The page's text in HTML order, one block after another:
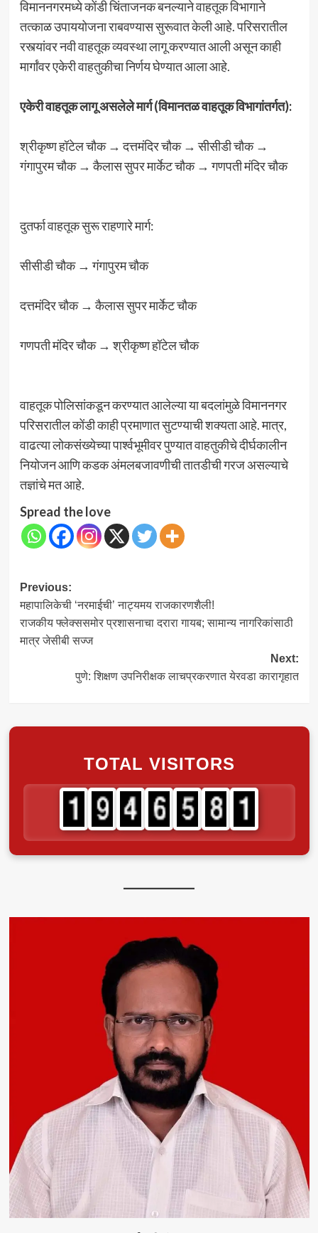
विमाननगरमध्ये कोंडी चिंताजनक बनल्याने वाहतूक विभागाने
तत्काळ उपाययोजना राबवण्यास सुरूवात केली आहे. परिसरातील
रस्त्यांवर नवी वाहतूक व्यवस्था लागू करण्यात आली असून काही
मार्गांवर एकेरी वाहतुकीचा निर्णय घेण्यात आला आहे.
एकेरी वाहतूक लागू असलेले मार्ग (विमानतळ वाहतूक विभागांतर्गत):
श्रीकृष्ण हॉटेल चौक → दत्तमंदिर चौक → सीसीडी चौक →
गंगापुरम चौक → कैलास सुपर मार्केट चौक → गणपती मंदिर चौक
दुतर्फा वाहतूक सुरू राहणारे मार्ग:
सीसीडी चौक → गंगापुरम चौक
दत्तमंदिर चौक → कैलास सुपर मार्केट चौक
गणपती मंदिर चौक → श्रीकृष्ण हॉटेल चौक
वाहतूक पोलिसांकडून करण्यात आलेल्या या बदलांमुळे विमाननगर
परिसरातील कोंडी काही प्रमाणात सुटण्याची शक्यता आहे. मात्र,
वाढत्या लोकसंख्येच्या पार्श्वभूमीवर पुण्यात वाहतुकीचे दीर्घकालीन
नियोजन आणि कडक अंमलबजावणीची तातडीची गरज असल्याचे
तज्ञांचे मत आहे.
Spread the love
Post
navigation
Previous:
महापालिकेची ‘नरमाईची’ नाट्यमय राजकारणशैली!
राजकीय फ्लेक्ससमोर प्रशासनाचा दरारा गायब; सामान्य नागरिकांसाठी
मात्र जेसीबी सज्ज
Next:
पुणे: शिक्षण उपनिरीक्षक लाचप्रकरणात येरवडा कारागृहात
TOTAL VISITORS